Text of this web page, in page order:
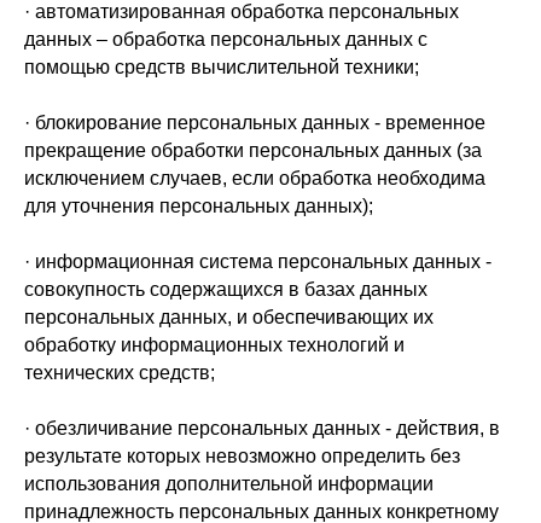
· автоматизированная обработка персональных
данных – обработка персональных данных с
помощью средств вычислительной техники;
· блокирование персональных данных - временное
прекращение обработки персональных данных (за
исключением случаев, если обработка необходима
для уточнения персональных данных);
· информационная система персональных данных -
совокупность содержащихся в базах данных
персональных данных, и обеспечивающих их
обработку информационных технологий и
технических средств;
· обезличивание персональных данных - действия, в
результате которых невозможно определить без
использования дополнительной информации
принадлежность персональных данных конкретному